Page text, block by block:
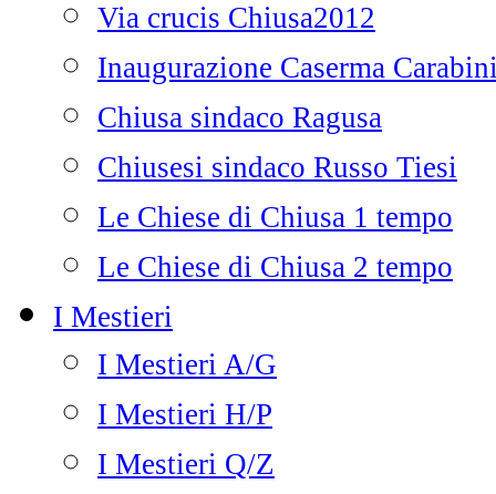
Via crucis Chiusa2012
Inaugurazione Caserma
Chiusa sindaco Ragusa
Chiusesi sindaco Russo Tiesi
Le Chiese di Chiusa 1 tempo
Le Chiese di Chiusa 2 tempo
I Mestieri
I Mestieri A/G
I Mestieri H/P
I Mestieri Q/Z